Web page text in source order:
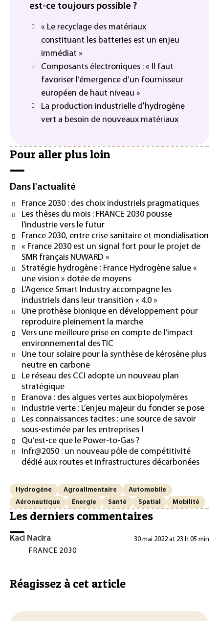
est-ce toujours possible ?
« Le recyclage des matériaux
constituant les batteries est un enjeu
immédiat »
Composants électroniques : « Il faut
favoriser l’émergence d’un fournisseur
européen de haut niveau »
La production industrielle d'hydrogène
vert a besoin de nouveaux matériaux
Pour aller plus loin
Dans l'actualité
France 2030 : des choix industriels pragmatiques
Les thèses du mois : FRANCE 2030 pousse
l’industrie vers le futur
France 2030, entre crise sanitaire et mondialisation
« France 2030 est un signal fort pour le projet de
SMR français NUWARD »
Stratégie hydrogène : France Hydrogène salue «
une vision » dotée de moyens
L’Agence Smart Industry accompagne les
industriels dans leur transition « 4.0 »
Une prothèse bionique en développement pour
reproduire pleinement la marche
Vers une meilleure prise en compte de l’impact
environnemental des TIC
Une tour solaire pour la synthèse de kérosène plus
neutre en carbone
Le réseau des CCI adopte un nouveau plan
stratégique
Eranova : des algues vertes aux biopolymères
Industrie verte : L’enjeu majeur du foncier se pose
Les connaissances tacites : une source de savoir
sous-estimée par les entreprises !
Qu’est-ce que le Power-to-Gas ?
Infr@2050 : un nouveau pôle de compétitivité
dédié aux routes et infrastructures décarbonées
Hydrogène Agroalimentaire
Automobile
Aéronautique
Énergie Santé Spatial Mobilité
Les derniers commentaires
Kaci Nacira 30 mai 2022 at 23 h 05 min
FRANCE 2030
Réagissez à cet article